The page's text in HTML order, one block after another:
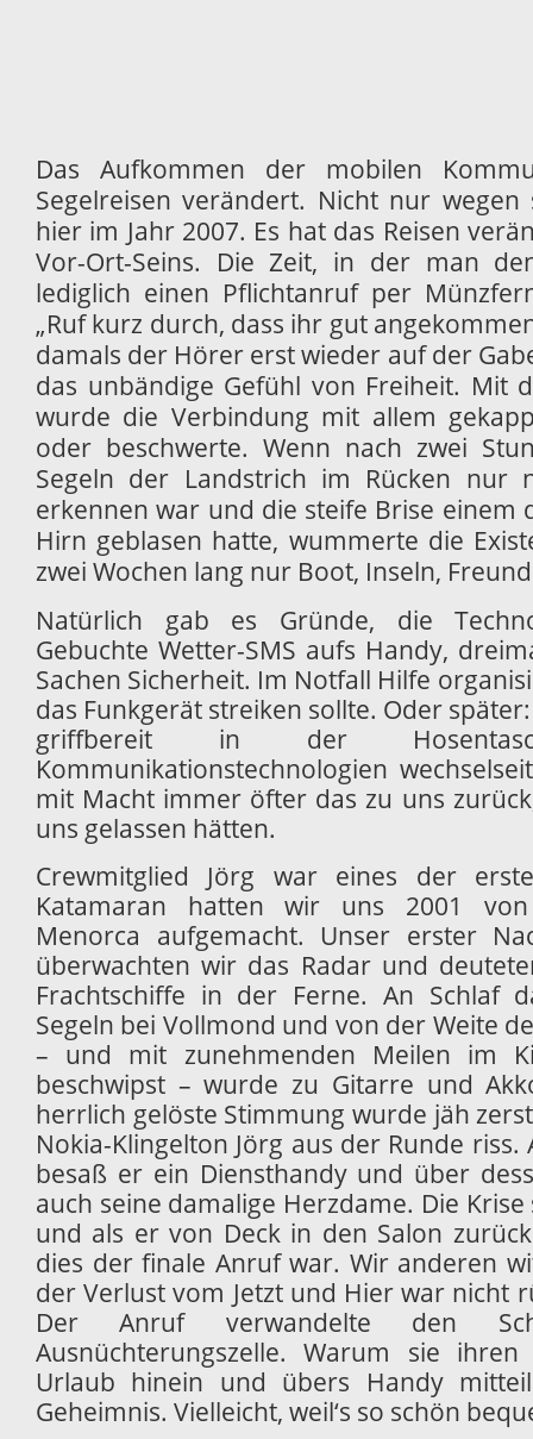
Das Aufkommen der mobilen
Segelreisen verändert. Nicht nur
hier im Jahr 2007. Es hat das Reisen
Vor-Ort-Seins. Die Zeit, in der man
lediglich einen Pflichtanruf per
„Ruf kurz durch, dass ihr gut
damals der Hörer erst wieder auf der
das unbändige Gefühl von Freiheit. Mit
wurde die Verbindung mit allem
oder beschwerte. Wenn nach zwei
Segeln der Landstrich im Rücken nur
erkennen war und die steife Brise einem
Hirn geblasen hatte, wummerte die
zwei Wochen lang nur Boot, Inseln,
Natürlich gab es Gründe, die
Gebuchte Wetter-SMS aufs Handy,
Sachen Sicherheit. Im Notfall Hilfe
das Funkgerät streiken sollte. Oder
griffbereit in der
Kommunikationstechnologien
mit Macht immer öfter das zu uns
uns gelassen hätten.
Crewmitglied Jörg war eines der
Katamaran hatten wir uns 2001 von
Menorca aufgemacht. Unser erster
überwachten wir das Radar und
Frachtschiffe in der Ferne. An Schlaf
Segeln bei Vollmond und von der Weite
– und mit zunehmenden Meilen im
beschwipst – wurde zu Gitarre und
herrlich gelöste Stimmung wurde jäh
Nokia-Klingelton Jörg aus der Runde
besaß er ein Diensthandy und über
auch seine damalige Herzdame. Die
und als er von Deck in den Salon
dies der finale Anruf war. Wir anderen
der Verlust vom Jetzt und Hier war nicht
Der Anruf verwandelte den
Ausnüchterungszelle. Warum sie
Urlaub hinein und übers Handy
Geheimnis. Vielleicht, weil‘s so schön